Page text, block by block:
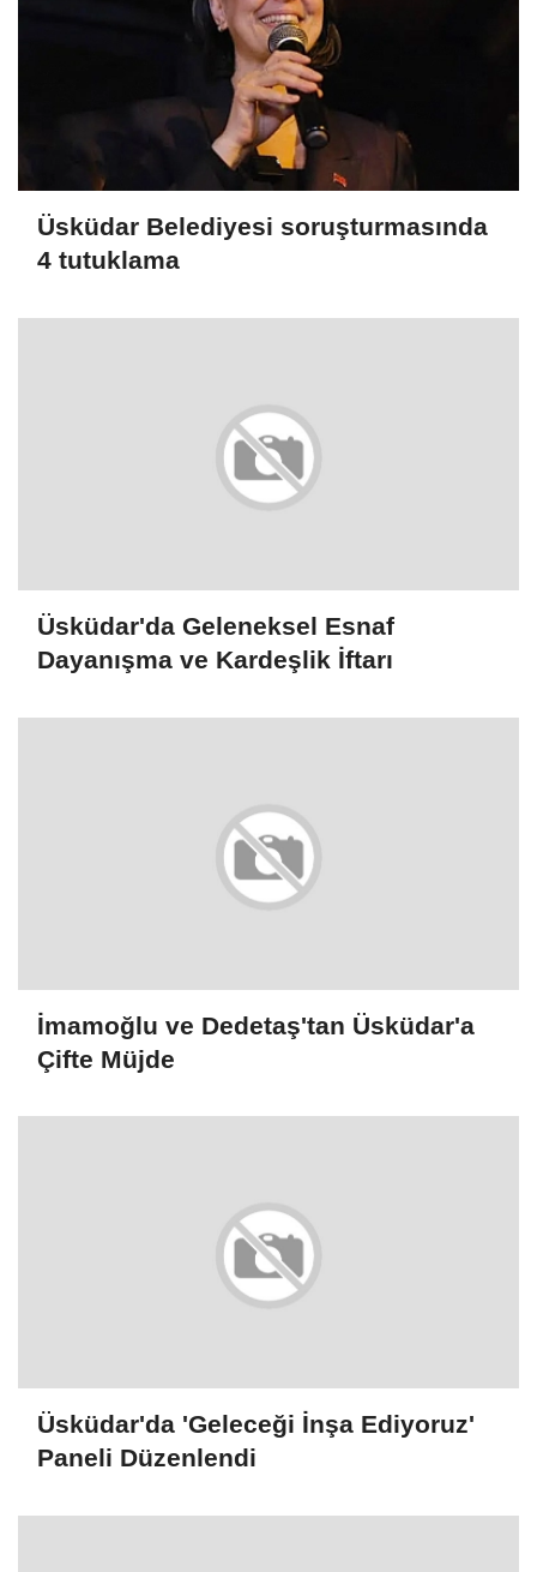
Üsküdar Belediyesi soruşturmasında
4 tutuklama
Üsküdar'da Geleneksel Esnaf
Dayanışma ve Kardeşlik İftarı
İmamoğlu ve Dedetaş'tan Üsküdar'a
Çifte Müjde
Üsküdar'da 'Geleceği İnşa Ediyoruz'
Paneli Düzenlendi